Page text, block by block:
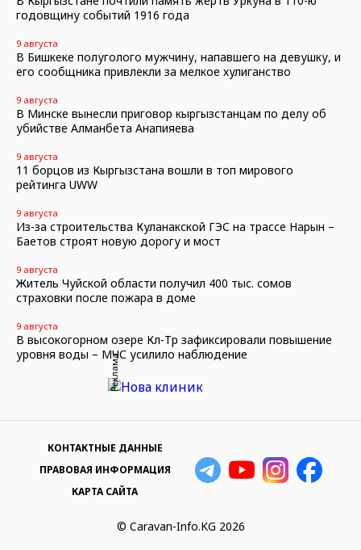
годовщину событий 1916 года
9 августа
В Бишкеке полуголого мужчину, напавшего на девушку, и
его сообщника привлекли за мелкое хулиганство
9 августа
В Минске вынесли приговор кыргызстанцам по делу об
убийстве Алманбета Анапияева
9 августа
11 борцов из Кыргызстана вошли в топ мирового
рейтинга UWW
9 августа
Из-за строительства Куланакской ГЭС на трассе Нарын –
Баетов строят новую дорогу и мост
9 августа
Житель Чуйской области получил 400 тыс. сомов
страховки после пожара в доме
9 августа
В высокогорном озере Көл-Төр зафиксировали повышение
уровня воды – МЧС усилило наблюдение
Реклама
© Caravan-Info.KG 2026
КОНТАКТНЫЕ ДАННЫЕ
ПРАВОВАЯ ИНФОРМАЦИЯ
КАРТА САЙТА